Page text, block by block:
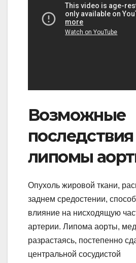
Возможные
последствия
липомы
Опухоль жировой ткани,
заднем средостении,
влияние на нисходящую
артерии. Липома аорты,
разрастаясь, постепенно
центральной сосудистой